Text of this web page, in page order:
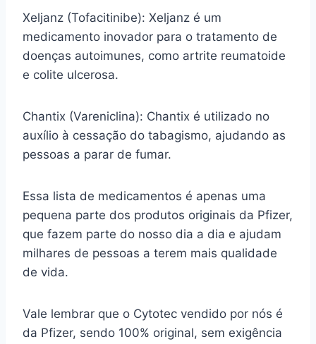
Xeljanz (Tofacitinibe): Xeljanz é um
medicamento inovador para o tratamento de
doenças autoimunes, como artrite reumatoide
e colite ulcerosa.
Chantix (Vareniclina): Chantix é utilizado no
auxílio à cessação do tabagismo, ajudando as
pessoas a parar de fumar.
Essa lista de medicamentos é apenas uma
pequena parte dos produtos originais da Pfizer,
que fazem parte do nosso dia a dia e ajudam
milhares de pessoas a terem mais qualidade
de vida.
Vale lembrar que o Cytotec vendido por nós é
da Pfizer, sendo 100% original, sem exigência